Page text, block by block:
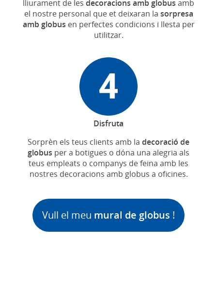
lliurament de les decoracions amb globus amb
el nostre personal que et deixaran la sorpresa
amb globus en perfectes condicions i llesta per
utilitzar.
Disfruta
Sorprèn els teus clients amb la decoració de
globus per a botigues o dóna una alegria als
teus empleats o companys de feina amb les
nostres decoracions amb globus a oficines.
Vull el meu mural de globus !